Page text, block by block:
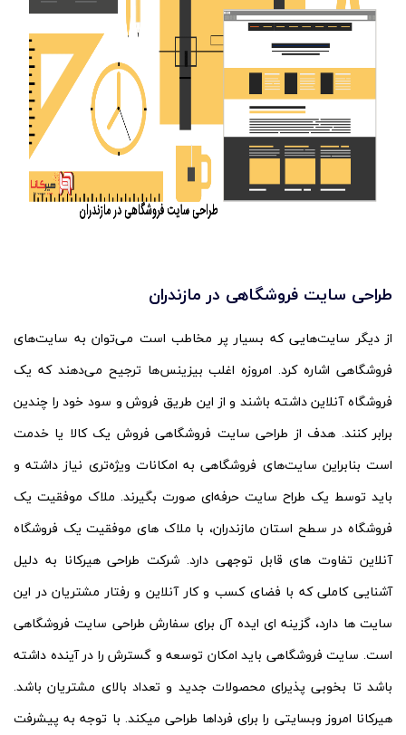
طراحی سایت فروشگاهی در مازندران
از دیگر سایت‌هایی که بسیار پر مخاطب است می‌توان به سایت‌های
فروشگاهی اشاره کرد. امروزه اغلب بیزینس‌ها ترجیح می‌دهند که یک
فروشگاه آنلاین داشته باشند و از این طریق فروش و سود خود را چندین
برابر کنند. هدف از طراحی سایت فروشگاهی فروش یک کالا یا خدمت
است بنابراین سایت‌‎های فروشگاهی به امکانات ویژه‌تری نیاز داشته و
باید توسط یک طراح سایت حرفه‌ای صورت بگیرند. ملاک موفقیت یک
فروشگاه در سطح استان مازندران، با ملاک های موفقیت یک فروشگاه
آنلاین تفاوت های قابل توجهی دارد. شرکت طراحی هیرکانا به دلیل
آشنایی کاملی که با فضای کسب و کار آنلاین و رفتار مشتریان در این
سایت ها دارد، گزینه ای ایده آل برای سفارش طراحی سایت فروشگاهی
است. سایت فروشگاهی باید امکان توسعه و گسترش را در آینده داشته
باشد تا بخوبی پذیرای محصولات جدید و تعداد بالای مشتریان باشد.
هیرکانا امروز وبسایتی را برای فرداها طراحی میکند. با توجه به پیشرفت